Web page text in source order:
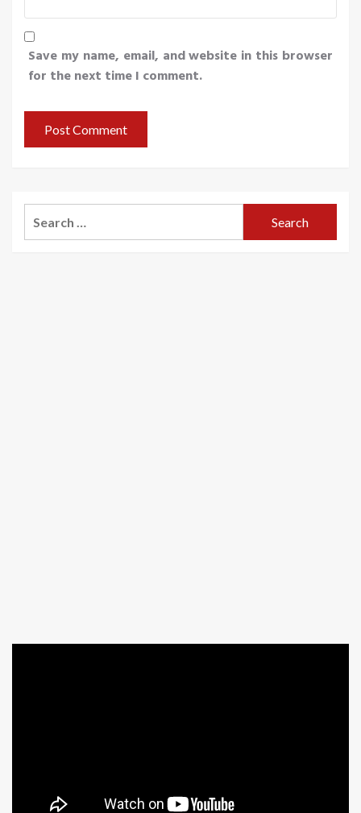
Save my name, email, and website in this browser
for the next time I comment.
Search
for: